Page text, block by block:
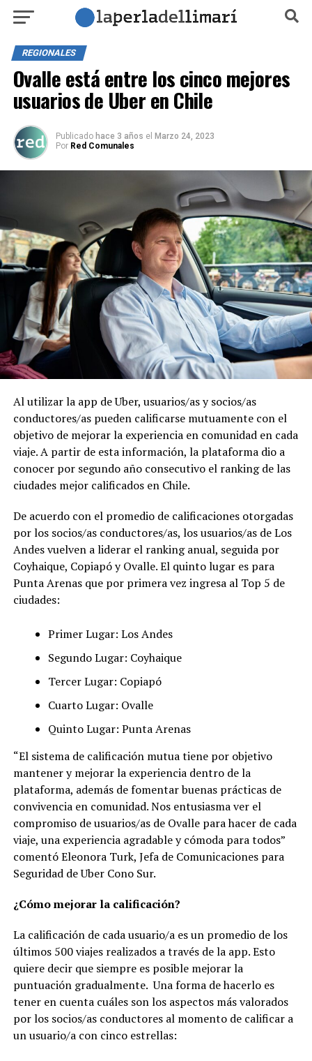
REGIONALES
Ovalle está entre los cinco mejores
usuarios de Uber en Chile
Publicado hace 3 años el Marzo 24, 2023
Por Red Comunales
Al utilizar la app de Uber, usuarios/as y socios/as
conductores/as pueden calificarse mutuamente con el
objetivo de mejorar la experiencia en comunidad en cada
viaje. A partir de esta información, la plataforma dio a
conocer por segundo año consecutivo el ranking de las
ciudades mejor calificados en Chile.
De acuerdo con el promedio de calificaciones otorgadas
por los socios/as conductores/as, los usuarios/as de Los
Andes vuelven a liderar el ranking anual, seguida por
Coyhaique, Copiapó y Ovalle. El quinto lugar es para
Punta Arenas que por primera vez ingresa al Top 5 de
ciudades:
Primer Lugar: Los Andes
Segundo Lugar: Coyhaique
Tercer Lugar: Copiapó
Cuarto Lugar: Ovalle
Quinto Lugar: Punta Arenas
“El sistema de calificación mutua tiene por objetivo
mantener y mejorar la experiencia dentro de la
plataforma, además de fomentar buenas prácticas de
convivencia en comunidad. Nos entusiasma ver el
compromiso de usuarios/as de Ovalle para hacer de cada
viaje, una experiencia agradable y cómoda para todos”
comentó Eleonora Turk, Jefa de Comunicaciones para
Seguridad de Uber Cono Sur.
¿Cómo mejorar la calificación?
La calificación de cada usuario/a es un promedio de los
últimos 500 viajes realizados a través de la app. Esto
quiere decir que siempre es posible mejorar la
puntuación gradualmente. Una forma de hacerlo es
tener en cuenta cuáles son los aspectos más valorados
por los socios/as conductores al momento de calificar a
un usuario/a con cinco estrellas: